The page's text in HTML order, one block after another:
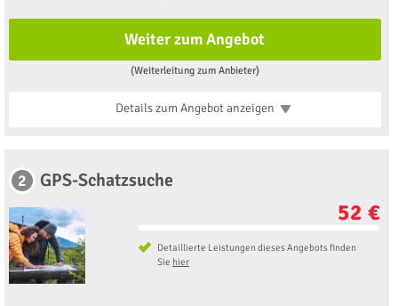
Weiter zum Angebot
(Weiterleitung zum Anbieter)
Details zum Angebotanzeigen
2 GPS-Schatzsuche
52 €
Detaillierte Leistungen dieses Angebots finden
Sie hier